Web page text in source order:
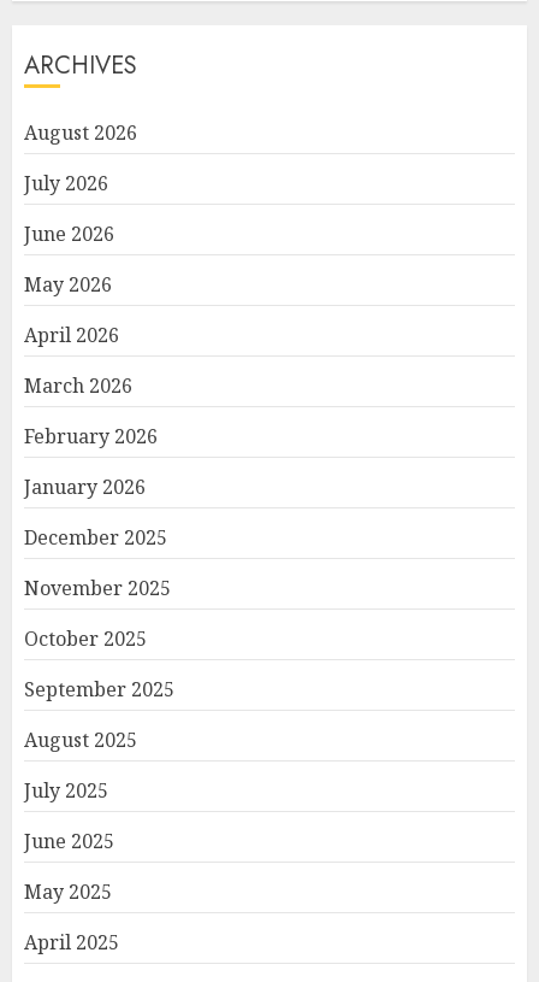
ARCHIVES
August 2026
July 2026
June 2026
May 2026
April 2026
March 2026
February 2026
January 2026
December 2025
November 2025
October 2025
September 2025
August 2025
July 2025
June 2025
May 2025
April 2025